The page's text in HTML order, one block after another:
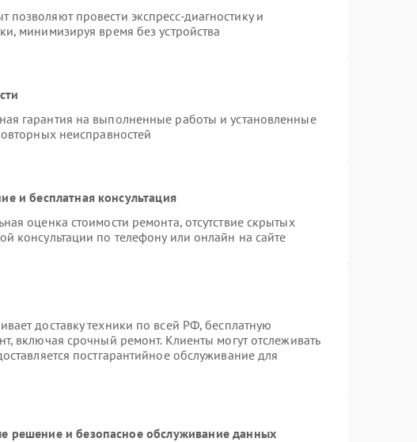
провести экспресс-диагностику и
минимизируя время без устройства
гарантия на выполненные работы и установленные
неисправностей
и бесплатная консультация
оценка стоимости ремонта, отсутствие скрытых
консультации по телефону или онлайн на сайте
доставку техники по всей РФ, бесплатную
включая срочный ремонт. Клиенты могут отслеживать
постгарантийное обслуживание для
решение и безопасное обслуживание данных